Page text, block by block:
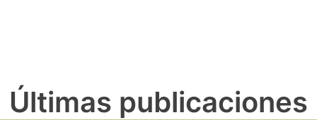
Últimas publicaciones